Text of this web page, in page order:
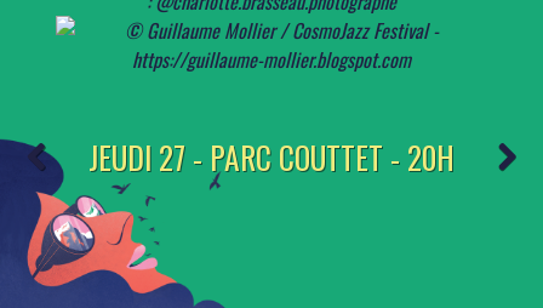
JEUDI 27 - PARC COUTTET - 20H